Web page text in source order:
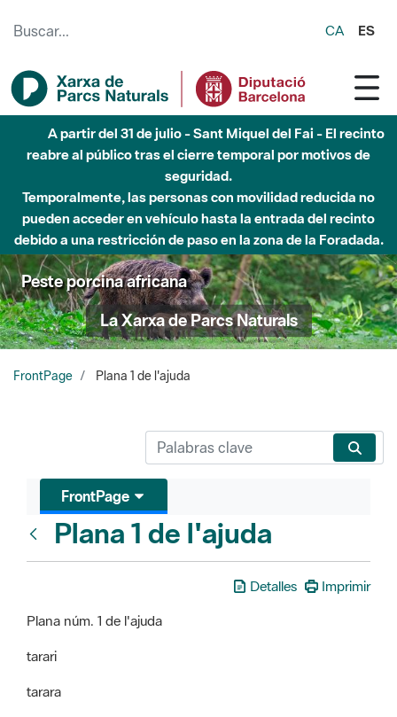
CA ES
A partir del 31 de julio - Sant Miquel del Fai - El recinto
reabre al público tras el cierre temporal por motivos de
seguridad.
Temporalmente, las personas con movilidad reducida no
pueden acceder en vehículo hasta la entrada del recinto
debido a una restricción de paso en la zona de la Foradada.
Peste porcina africana
La Xarxa de Parcs Naturals
FrontPage Plana 1 de l'ajuda
FrontPage
Plana 1 de l'ajuda
Detalles
Imprimir
Plana núm. 1 de l'ajuda
tarari
tarara